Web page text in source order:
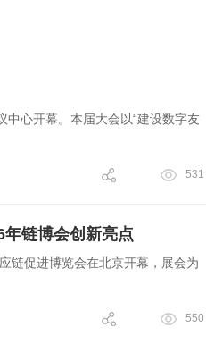
心开幕。本届大会以“建设数字友
531
链博会创新亮点
链促进博览会在北京开幕，展会为
550